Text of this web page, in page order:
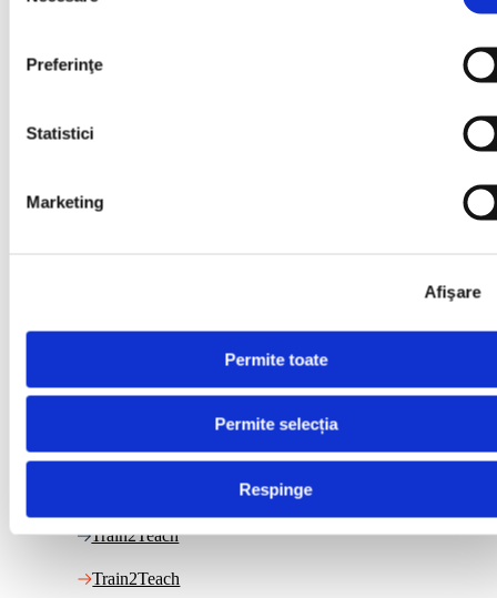
Preferinţe
Statistici
Marketing
Afişare
Permite toate
Permite selecția
Respinge
Mă abonez
Profesor Germană
Train2Teach
Train2Teach